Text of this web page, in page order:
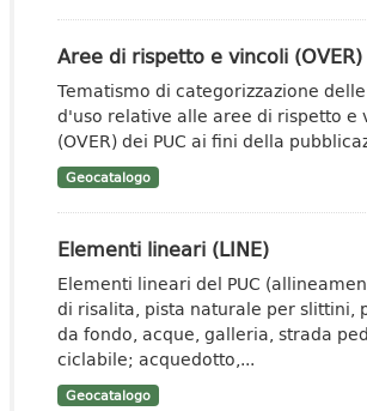
Aree di rispetto e vincoli (OVER)
Tematismo di categorizzazione
d'uso relative alle aree di rispetto e
(OVER) dei PUC ai fini della
Geocatalogo
Elementi lineari (LINE)
Elementi lineari del PUC
di risalita, pista naturale per slittini,
da fondo, acque, galleria, strada
ciclabile; acquedotto,...
Geocatalogo